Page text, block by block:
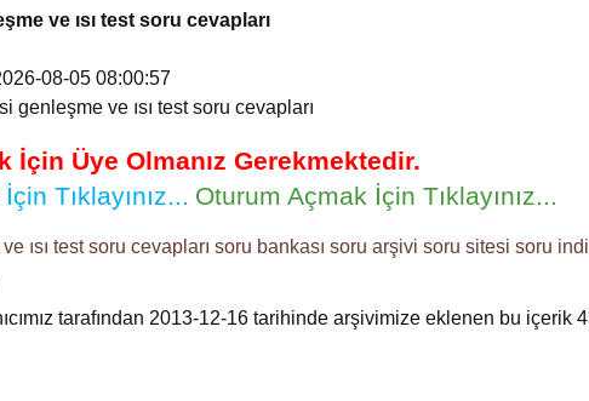
ve ısı test soru cevapları
08-05 08:00:57
genleşme ve ısı test soru cevapları
İçin Üye Olmanız Gerekmektedir.
Tıklayınız... Oturum Açmak İçin Tıklayınız...
ısı test soru cevapları soru bankası soru arşivi soru sitesi soru
tarafından 2013-12-16 tarihinde arşivimize eklenen bu içerik